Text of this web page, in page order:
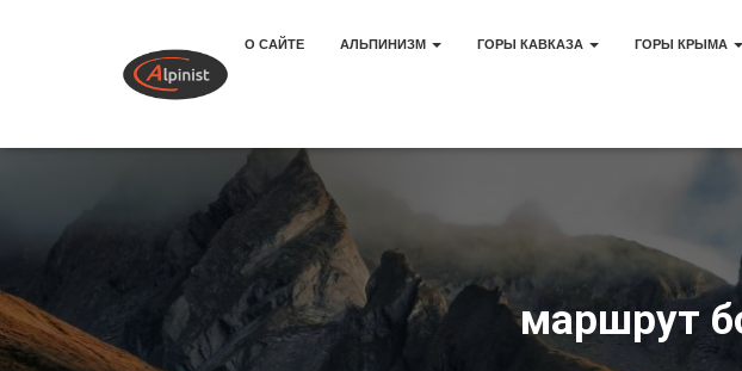
О САЙТЕ АЛЬПИНИЗМ ГОРЫ КАВКАЗА ГОРЫ КРЫМА
маршрут